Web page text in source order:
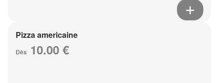
Pizza americaine
Dès 10.00 €